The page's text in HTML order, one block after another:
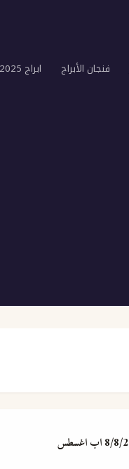
فنجان الأبراج ابراج 2025